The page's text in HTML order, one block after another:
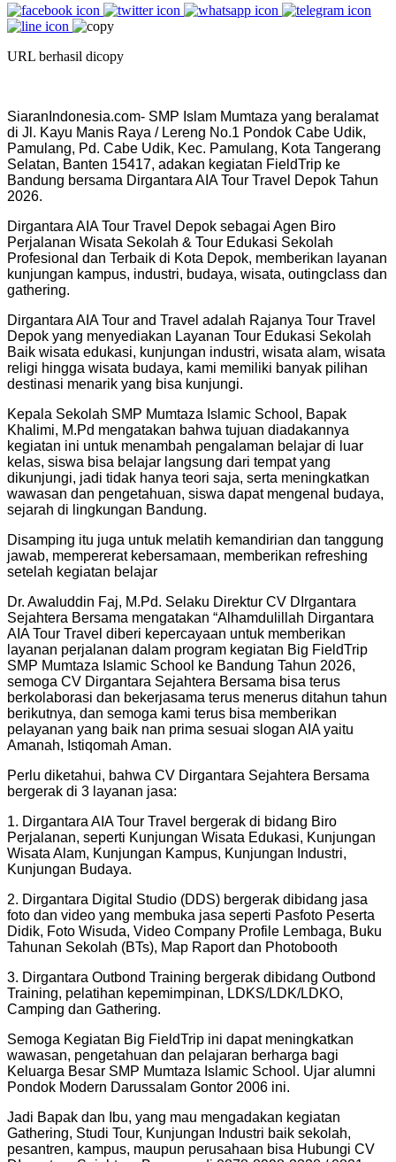
URL berhasil dicopy
SiaranIndonesia.com- SMP Islam Mumtaza yang beralamat
di Jl. Kayu Manis Raya / Lereng No.1 Pondok Cabe Udik,
Pamulang, Pd. Cabe Udik, Kec. Pamulang, Kota Tangerang
Selatan, Banten 15417, adakan kegiatan FieldTrip ke
Bandung bersama Dirgantara AIA Tour Travel Depok Tahun
2026.
Dirgantara AIA Tour Travel Depok sebagai Agen Biro
Perjalanan Wisata Sekolah & Tour Edukasi Sekolah
Profesional dan Terbaik di Kota Depok, memberikan layanan
kunjungan kampus, industri, budaya, wisata, outingclass dan
gathering.
Dirgantara AIA Tour and Travel adalah Rajanya Tour Travel
Depok yang menyediakan Layanan Tour Edukasi Sekolah
Baik wisata edukasi, kunjungan industri, wisata alam, wisata
religi hingga wisata budaya, kami memiliki banyak pilihan
destinasi menarik yang bisa kunjungi.
Kepala Sekolah SMP Mumtaza Islamic School, Bapak
Khalimi, M.Pd mengatakan bahwa tujuan diadakannya
kegiatan ini untuk menambah pengalaman belajar di luar
kelas, siswa bisa belajar langsung dari tempat yang
dikunjungi, jadi tidak hanya teori saja, serta meningkatkan
wawasan dan pengetahuan, siswa dapat mengenal budaya,
sejarah di lingkungan Bandung.
Disamping itu juga untuk melatih kemandirian dan tanggung
jawab, mempererat kebersamaan, memberikan refreshing
setelah kegiatan belajar
Dr. Awaluddin Faj, M.Pd. Selaku Direktur CV DIrgantara
Sejahtera Bersama mengatakan “Alhamdulillah Dirgantara
AIA Tour Travel diberi kepercayaan untuk memberikan
layanan perjalanan dalam program kegiatan Big FieldTrip
SMP Mumtaza Islamic School ke Bandung Tahun 2026,
semoga CV Dirgantara Sejahtera Bersama bisa terus
berkolaborasi dan bekerjasama terus menerus ditahun tahun
berikutnya, dan semoga kami terus bisa memberikan
pelayanan yang baik nan prima sesuai slogan AIA yaitu
Amanah, Istiqomah Aman.
Perlu diketahui, bahwa CV Dirgantara Sejahtera Bersama
bergerak di 3 layanan jasa:
1. Dirgantara AIA Tour Travel bergerak di bidang Biro
Perjalanan, seperti Kunjungan Wisata Edukasi, Kunjungan
Wisata Alam, Kunjungan Kampus, Kunjungan Industri,
Kunjungan Budaya.
2. ⁠Dirgantara Digital Studio (DDS) bergerak dibidang jasa
foto dan video yang membuka jasa seperti Pasfoto Peserta
Didik, Foto Wisuda, Video Company Profile Lembaga, Buku
Tahunan Sekolah (BTs), Map Raport dan Photobooth
3. ⁠Dirgantara Outbond Training bergerak dibidang Outbond
Training, pelatihan kepemimpinan, LDKS/LDK/LDKO,
Camping dan Gathering.
Semoga Kegiatan Big FieldTrip ini dapat meningkatkan
wawasan, pengetahuan dan pelajaran berharga bagi
Keluarga Besar SMP Mumtaza Islamic School. Ujar alumni
Pondok Modern Darussalam Gontor 2006 ini.
Jadi Bapak dan Ibu, yang mau mengadakan kegiatan
Gathering, Studi Tour, Kunjungan Industri baik sekolah,
pesantren, kampus, maupun perusahaan bisa Hubungi CV